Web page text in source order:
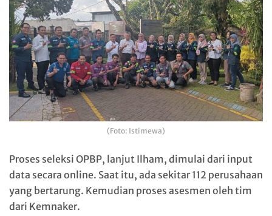
(Foto: Istimewa)
Proses seleksi OPBP, lanjut Ilham, dimulai dari input
data secara online. Saat itu, ada sekitar 112 perusahaan
yang bertarung. Kemudian proses asesmen oleh tim
dari Kemnaker.